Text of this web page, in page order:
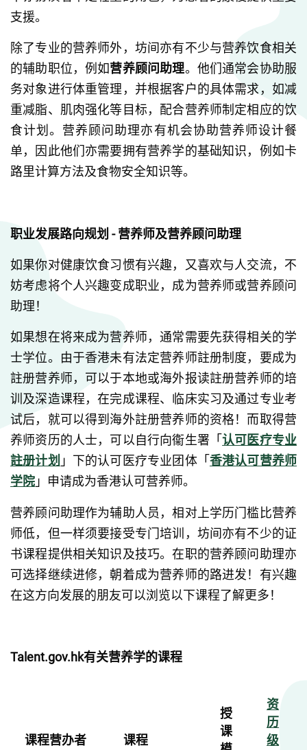
支援。
除了专业的营养师外，坊间亦有不少与营养饮食相关
的辅助职位，例如营养顾问助理。他们通常会协助服
务对象进行体重管理，并根据客户的具体需求，如减
重减脂、肌肉强化等目标，配合营养师制定相应的饮
食计划。营养顾问助理亦有机会协助营养师设计餐
单，因此他们亦需要拥有营养学的基础知识，例如卡
路里计算方法及食物安全知识等。
职业发展路向规划 - 营养师及营养顾问助理
如果你对健康饮食习惯有兴趣，又喜欢与人交流，不
妨考虑将个人兴趣变成职业，成为营养师或营养顾问
助理！
如果想在将来成为营养师，通常需要先获得相关的学
士学位。由于香港未有法定营养师註册制度，要成为
註册营养师，可以于本地或海外报读註册营养师的培
训及深造课程，在完成课程、临床实习及通过专业考
试后，就可以得到海外註册营养师的资格！而取得营
养师资历的人士，可以自行向衞生署「认可医疗专业
註册计划 」下的认可医疗专业团体「香港认可营养师
学院 」申请成为香港认可营养师。
营养顾问助理作为辅助人员，相对上学历门槛比营养
师低，但一样须要接受专门培训，坊间亦有不少的证
书课程提供相关知识及技巧。在职的营养顾问助理亦
可选择继续进修，朝着成为营养师的路进发！有兴趣
在这方向发展的朋友可以浏览以下课程了解更多！
Talent.gov.hk有关营养学的课程
课程营办者 课程
授
课
资
历
级